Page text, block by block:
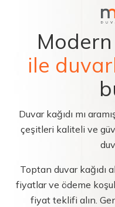
Modern
ile
Duvar kağıdı mı
çeşitleri kaliteli ve
Toptan duvar kağıdı
fiyatlar ve ödeme
fiyat teklifi alın.